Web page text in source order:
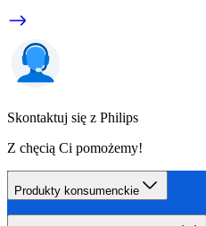
Skontaktuj się z Philips
Z chęcią Ci pomożemy!
Produkty konsumenckie